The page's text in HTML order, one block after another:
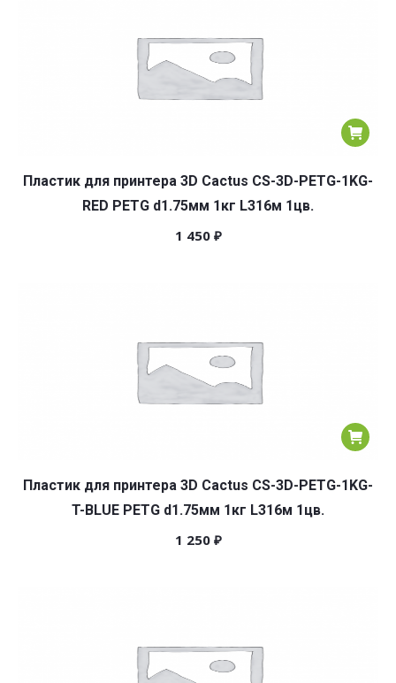
Пластик для принтера 3D Cactus CS-3D-PETG-1KG-
RED PETG d1.75мм 1кг L316м 1цв.
1 450 ₽
Пластик для принтера 3D Cactus CS-3D-PETG-1KG-
T-BLUE PETG d1.75мм 1кг L316м 1цв.
1 250 ₽